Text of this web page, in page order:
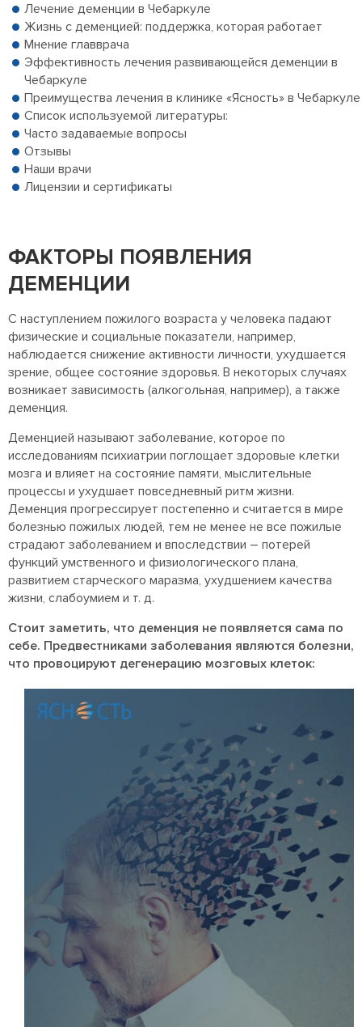
Лечение деменции в Чебаркуле
Жизнь с деменцией: поддержка, которая работает
Мнение главврача
Эффективность лечения развивающейся деменции в
Чебаркуле
Преимущества лечения в клинике «Ясность» в Чебаркуле
Список используемой литературы:
Часто задаваемые вопросы
Отзывы
Наши врачи
Лицензии и сертификаты
ФАКТОРЫ ПОЯВЛЕНИЯ
ДЕМЕНЦИИ
С наступлением пожилого возраста у человека падают
физические и социальные показатели, например,
наблюдается снижение активности личности, ухудшается
зрение, общее состояние здоровья. В некоторых случаях
возникает зависимость (алкогольная, например), а также
деменция.
Деменцией называют заболевание, которое по
исследованиям психиатрии поглощает здоровые клетки
мозга и влияет на состояние памяти, мыслительные
процессы и ухудшает повседневный ритм жизни.
Деменция прогрессирует постепенно и считается в мире
болезнью пожилых людей, тем не менее не все пожилые
страдают заболеванием и впоследствии – потерей
функций умственного и физиологического плана,
развитием старческого маразма, ухудшением качества
жизни, слабоумием и т. д.
Стоит заметить, что деменция не появляется сама по
себе. Предвестниками заболевания являются болезни,
что провоцируют дегенерацию мозговых клеток: